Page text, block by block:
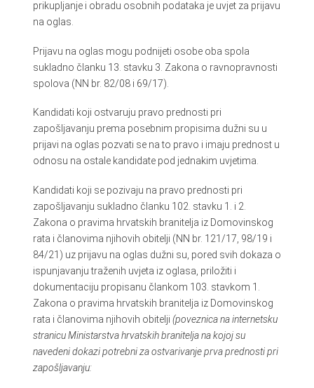
prikupljanje i obradu osobnih podataka je uvjet za prijavu
na oglas.
Prijavu na oglas mogu podnijeti osobe oba spola
sukladno članku 13. stavku 3. Zakona o ravnopravnosti
spolova (NN br. 82/08 i 69/17).
Kandidati koji ostvaruju pravo prednosti pri
zapošljavanju prema posebnim propisima dužni su u
prijavi na oglas pozvati se na to pravo i imaju prednost u
odnosu na ostale kandidate pod jednakim uvjetima.
Kandidati koji se pozivaju na pravo prednosti pri
zapošljavanju sukladno članku 102. stavku 1. i 2.
Zakona o pravima hrvatskih branitelja iz Domovinskog
rata i članovima njihovih obitelji (NN br. 121/17, 98/19 i
84/21) uz prijavu na oglas dužni su, pored svih dokaza o
ispunjavanju traženih uvjeta iz oglasa, priložiti i
dokumentaciju propisanu člankom 103. stavkom 1.
Zakona o pravima hrvatskih branitelja iz Domovinskog
rata i članovima njihovih obitelji (poveznica na internetsku
stranicu Ministarstva hrvatskih branitelja na kojoj su
navedeni dokazi potrebni za ostvarivanje prva prednosti pri
zapošljavanju: